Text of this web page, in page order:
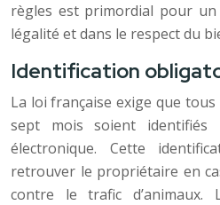
règles est primordial pour
légalité et dans le respect du
Identification
La loi française exige que
sept mois soient
électronique. Cette
retrouver le propriétaire en
contre le trafic d’animaux.